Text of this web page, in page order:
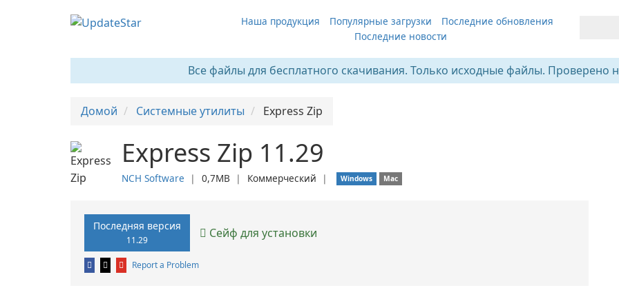
Наша продукция Популярные загрузки
Последние обновления
Последние новости
Все файлы для бесплатного скачивания. Только исходные файлы. Проверено
Домой Системные утилиты Express Zip
Express Zip 11.29
NCH Software ❘ 0,7MB ❘ Коммерческий ❘ Windows Mac
Последняя версия
11.29 Сейф для установки
Report a Problem